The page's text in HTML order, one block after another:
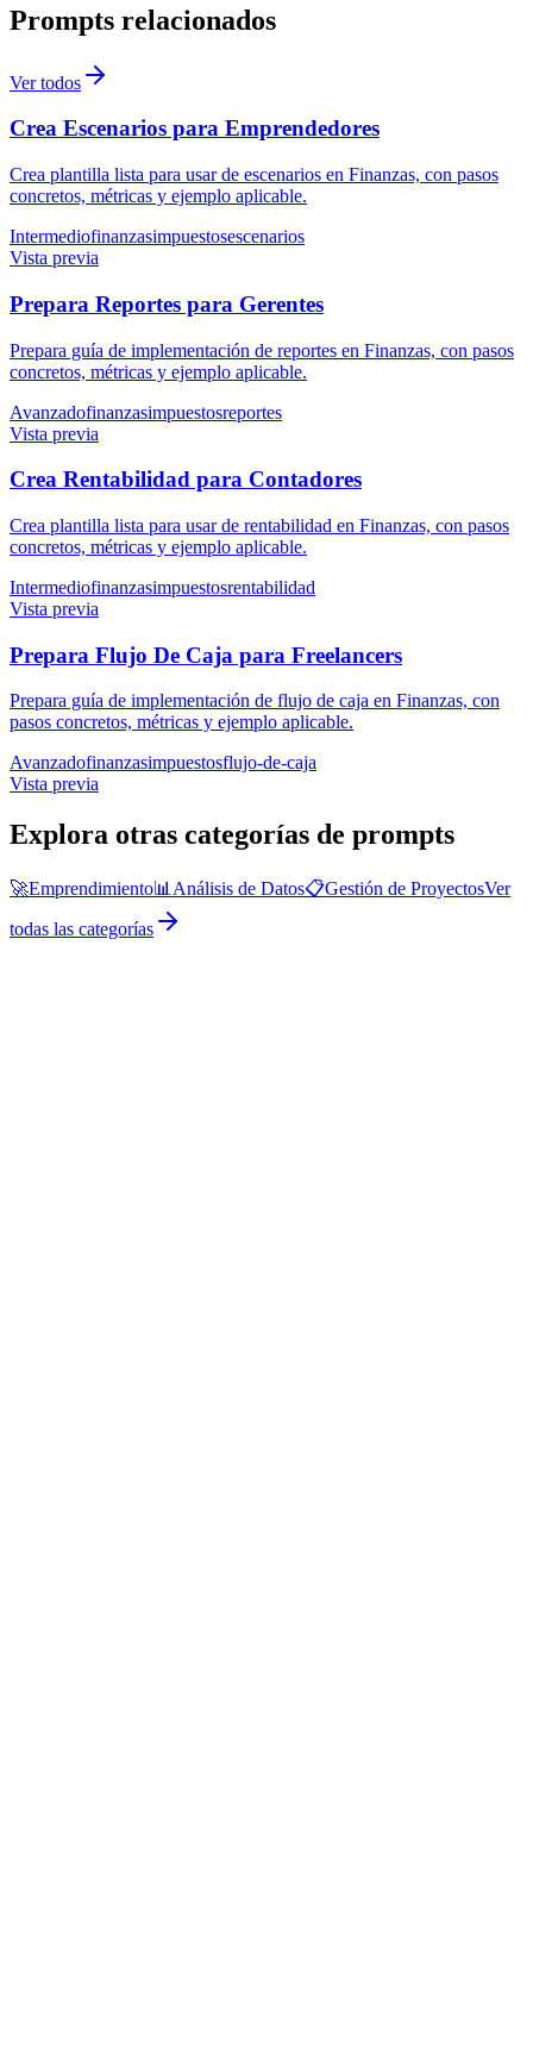
Prompts relacionados
Ver todos
Crea Escenarios para Emprendedores
Crea plantilla lista para usar de escenarios en Finanzas, con pasos
concretos, métricas y ejemplo aplicable.
Intermediofinanzasimpuestosescenarios
Vista previa
Prepara Reportes para Gerentes
Prepara guía de implementación de reportes en Finanzas, con pasos
concretos, métricas y ejemplo aplicable.
Avanzadofinanzasimpuestosreportes
Vista previa
Crea Rentabilidad para Contadores
Crea plantilla lista para usar de rentabilidad en Finanzas, con pasos
concretos, métricas y ejemplo aplicable.
Intermediofinanzasimpuestosrentabilidad
Vista previa
Prepara Flujo De Caja para Freelancers
Prepara guía de implementación de flujo de caja en Finanzas, con
pasos concretos, métricas y ejemplo aplicable.
Avanzadofinanzasimpuestosflujo-de-caja
Vista previa
Explora otras categorías de prompts
🚀Emprendimiento📊 Análisis de Datos📋Gestión de ProyectosVer
todas las categorías